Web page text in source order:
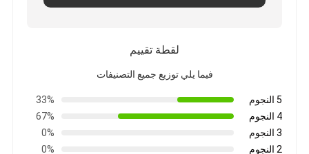
لقطة تقييم
فيما يلي توزيع جميع التصنيفات
5 النجوم
33%
4 النجوم
67%
3 النجوم
0%
2 النجوم
0%